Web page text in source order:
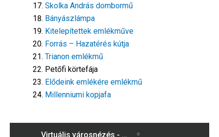
Skolka András dombormű
Bányászlámpa
Kitelepítettek emlékműve
Forrás – Hazatérés kútja
Trianon emlékmű
Petőfi körtefája
Elődeink emlékére emlékmű
Millenniumi kopjafa